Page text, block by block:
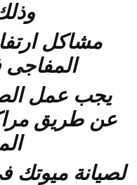
مشاكل
المفاجى
يجب عمل
عن طريق
لصيانة ميوتك